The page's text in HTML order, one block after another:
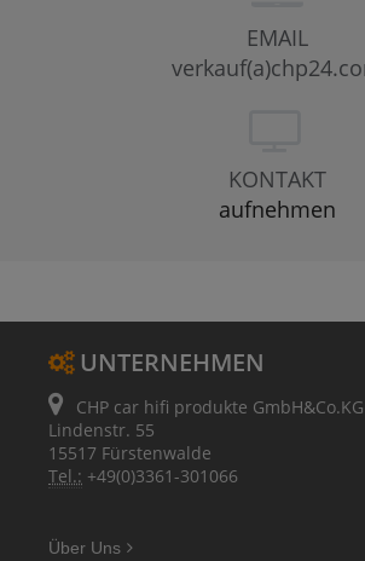
EMAIL
KONTAKT
aufnehmen
UNTERNEHMEN
CHP car hifi produkte GmbH&Co.KG
Lindenstr. 55
15517 Fürstenwalde
Tel.: +49(0)3361-301066
Über Uns